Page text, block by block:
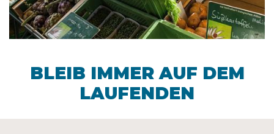
BLEIB IMMER AUF DEM
LAUFENDEN